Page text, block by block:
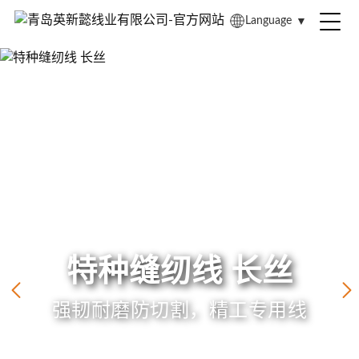
Language ▼
特种缝纫线 长丝
强韧耐磨防切割，精工专用线